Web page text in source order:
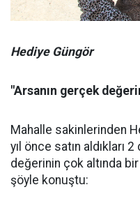
Hediye Güngör
"Arsanın gerçek
Mahalle sakinlerinden
yıl önce satın aldıkları
değerinin çok altında
şöyle konuştu: